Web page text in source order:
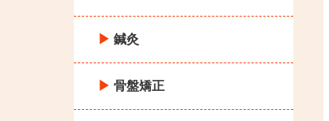
鍼灸
骨盤矯正